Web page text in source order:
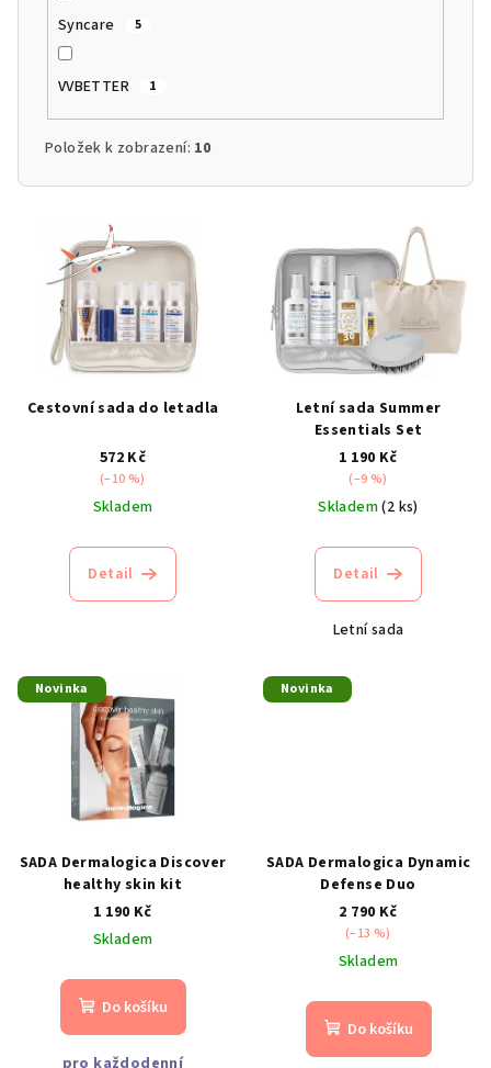
Syncare 5
VVBETTER 1
Položek k zobrazení: 10
Cestovní sada do letadla
572 Kč
(–10 %)
Skladem
Detail
Letní sada Summer
Essentials Set
1 190 Kč
(–9 %)
Skladem(2 ks)
Detail
Letní sada
Novinka
SADA Dermalogica Discover
healthy skin kit
1 190 Kč
Skladem
Do košíku
Novinka
SADA Dermalogica Dynamic
Defense Duo
2 790 Kč
(–13 %)
Skladem
Do košíku